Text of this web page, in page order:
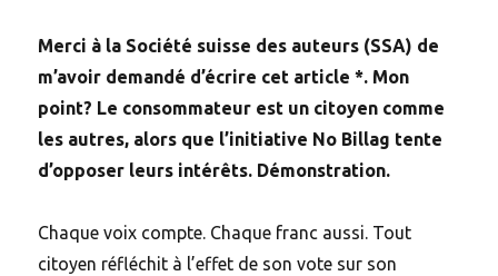
Merci à la Société suisse des auteurs (SSA) de
m’avoir demandé d’écrire cet article *. Mon
point? Le consommateur est un citoyen comme
les autres, alors que l’initiative No Billag tente
d’opposer leurs intérêts. Démonstration.
Chaque voix compte. Chaque franc aussi. Tout
citoyen réfléchit à l’effet de son vote sur son